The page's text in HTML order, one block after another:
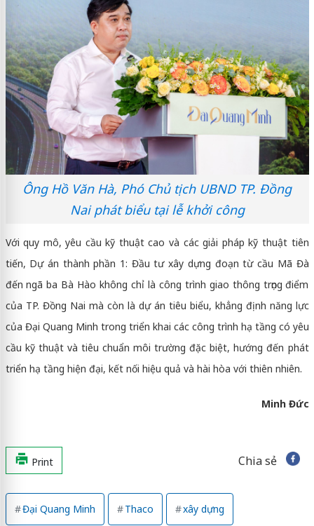
Ông Hồ Văn Hà, Phó Chủ tịch UBND TP. Đồng
Nai phát biểu tại lễ khởi công
Với quy mô, yêu cầu kỹ thuật cao và các giải pháp kỹ thuật tiên
tiến, Dự án thành phần 1: Đầu tư xây dựng đoạn từ cầu Mã Đà
đến ngã ba Bà Hào không chỉ là công trình giao thông trọng điểm
của TP. Đồng Nai mà còn là dự án tiêu biểu, khẳng định năng lực
của Đại Quang Minh trong triển khai các công trình hạ tầng có yêu
cầu kỹ thuật và tiêu chuẩn môi trường đặc biệt, hướng đến phát
triển hạ tầng hiện đại, kết nối hiệu quả và hài hòa với thiên nhiên.
Minh Đức
Print Chia sẻ
Đại Quang Minh Thaco xây dựng